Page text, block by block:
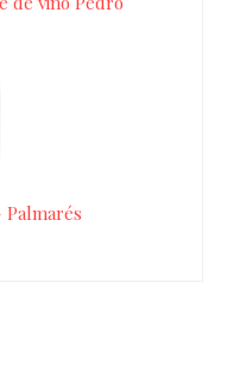
Palmarés